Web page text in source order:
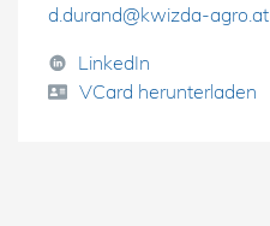
d.durand@kwizda-agro.at
LinkedIn
VCard herunterladen